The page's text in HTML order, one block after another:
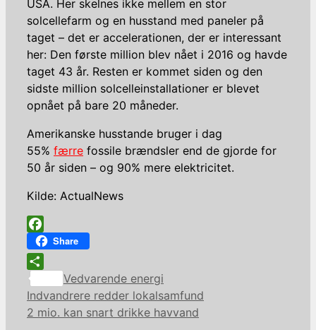
USA. Her skelnes ikke mellem en stor
solcellefarm og en husstand med paneler på
taget – det er accelerationen, der er interessant
her: Den første million blev nået i 2016 og havde
taget 43 år. Resten er kommet siden og den
sidste million solcelleinstallationer er blevet
opnået på bare 20 måneder.
Amerikanske husstande bruger i dag
55% færre fossile brændsler end de gjorde for
50 år siden – og 90% mere elektricitet.
Kilde: ActualNews
Facebook
Share
Share
Kategorier
Vedvarende energi
Indvandrere redder lokalsamfund
2 mio. kan snart drikke havvand